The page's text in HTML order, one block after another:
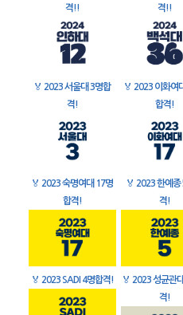
격!!
격!!
🏅 2023 서울대 3명합
격!
🏅 2023 이화여
합격!
🏅 2023 숙명여대 17명
합격!
🏅 2023 한예종
격!
🏅 2023 SADI 4명합격! 🏅 2023 성균관
격!